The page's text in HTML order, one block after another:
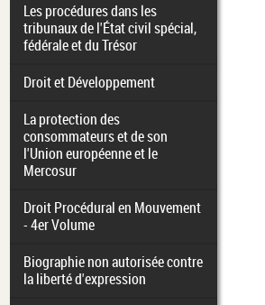
Les procédures dans les
tribunaux de l'État civil spécial,
fédérale et du Trésor
Droit et Développement
La protection des
consommateurs et de son
l'Union européenne et le
Mercosur
Droit Procédural en Mouvement
- 4er Volume
Biographie non autorisée contre
la liberté d'expression